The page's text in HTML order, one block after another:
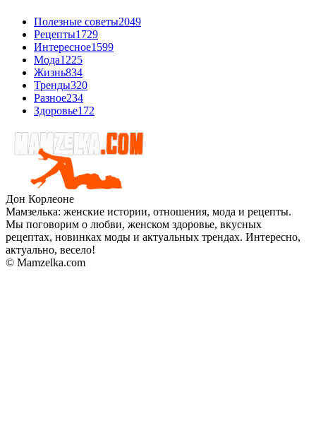
Полезные советы2049
Рецепты1729
Интересное1599
Мода1225
Жизнь834
Тренды320
Разное234
Здоровье172
Дон Корлеоне
Мамзелька: женские истории, отношения, мода и рецепты.
Мы поговорим о любви, женском здоровье, вкусных
рецептах, новинках моды и актуальных трендах. Интересно,
актуально, весело!
© Mamzelka.com